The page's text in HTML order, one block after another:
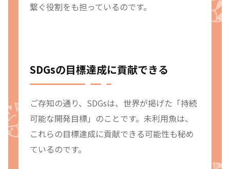
繋ぐ役割をも担っているのです。
SDGsの目標達成に貢献できる
ご存知の通り、SDGsは、世界が掲げた「持続
可能な開発目標」のことです。未利用魚は、
これらの目標達成に貢献できる可能性も秘め
ているのです。